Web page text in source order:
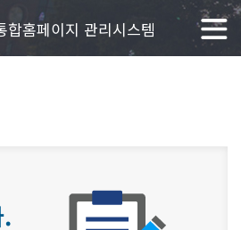
합홈페이지 관리시스템